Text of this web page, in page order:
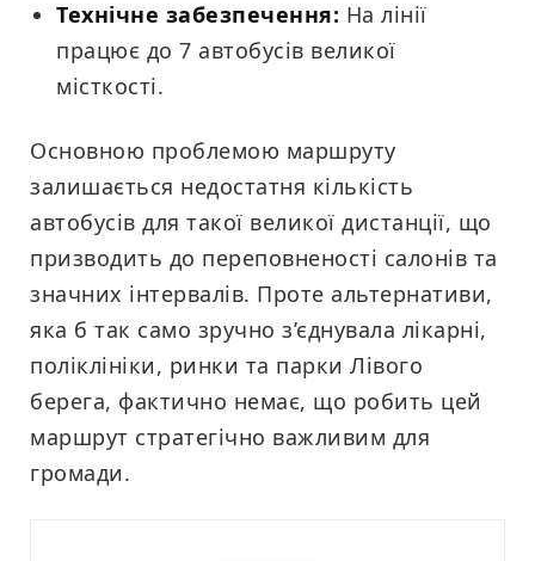
Технічне забезпечення: На лінії
працює до 7 автобусів великої
місткості.
Основною проблемою маршруту
залишається недостатня кількість
автобусів для такої великої дистанції, що
призводить до переповненості салонів та
значних інтервалів. Проте альтернативи,
яка б так само зручно з’єднувала лікарні,
поліклініки, ринки та парки Лівого
берега, фактично немає, що робить цей
маршрут стратегічно важливим для
громади.